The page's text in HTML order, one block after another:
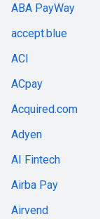
ABA PayWay
accept.blue
ACI
ACpay
Acquired.com
Adyen
AI Fintech
Airba Pay
Airvend